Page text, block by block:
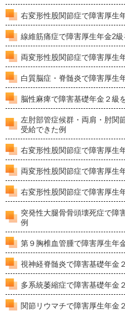
右変形性股関節症で障害厚生
線維筋痛症で障害厚生年金2
両変形性股関節症で障害厚生
白質脳症・脊髄炎で障害厚生
脳性麻痺で障害基礎年金２級
左肘部管症候群・両肩・肘関
受給できた例
右変形性股関節症で障害厚生
両変形性股関節症で障害厚生
右変形性股関節症で障害厚生
突発性大腿骨骨頭壊死症で障
例
第９胸椎血管腫で障害厚生年
視神経脊髄炎で障害基礎年金
多系統萎縮症で障害基礎年金
関節リウマチで障害厚生年金